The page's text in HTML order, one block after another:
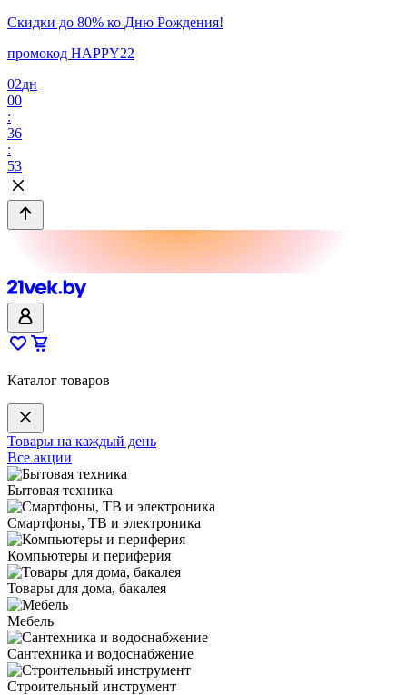
Скидки до 80% ко Дню Рождения!
промокод HAPPY22
02дн
00
:
36
:
53
Каталог товаров
Товары на каждый день
Все акции
Бытовая техника
Смартфоны, ТВ и электроника
Компьютеры и периферия
Товары для дома, бакалея
Мебель
Сантехника и водоснабжение
Строительный инструмент